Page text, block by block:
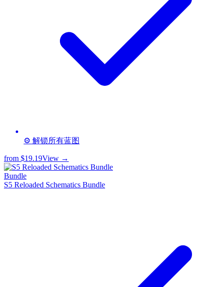
⚙️ 解锁所有蓝图
from $19.19View →
Bundle
S5 Reloaded Schematics Bundle